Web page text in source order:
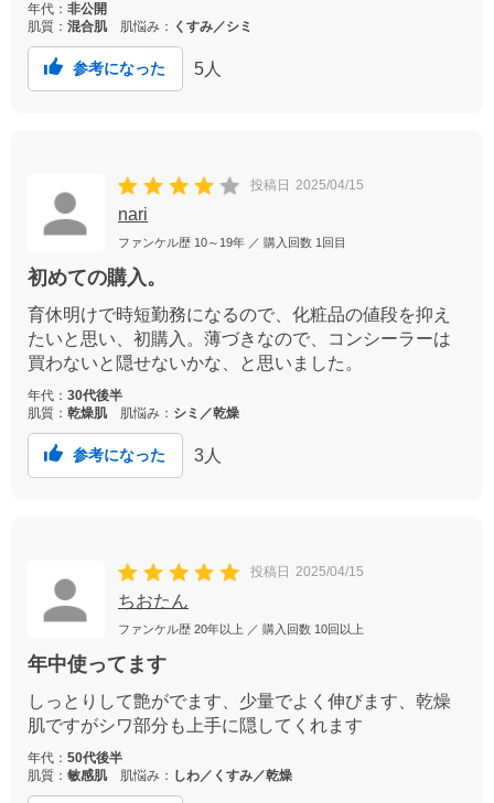
年代： 非公開
肌質： 混合肌 肌悩み： くすみ／シミ
参考になった 5 人
投稿日 2025/04/15
nari
ファンケル歴 10～19年 ／ 購入回数 1回目
初めての購入。
育休明けで時短勤務になるので、化粧品の値段を抑え
たいと思い、初購入。薄づきなので、コンシーラーは
買わないと隠せないかな、と思いました。
年代： 30代後半
肌質： 乾燥肌 肌悩み： シミ／乾燥
参考になった 3 人
投稿日 2025/04/15
ちおたん
ファンケル歴 20年以上 ／ 購入回数 10回以上
年中使ってます
しっとりして艶がでます、少量でよく伸びます、乾燥
肌ですがシワ部分も上手に隠してくれます
年代： 50代後半
肌質： 敏感肌 肌悩み： しわ／くすみ／乾燥